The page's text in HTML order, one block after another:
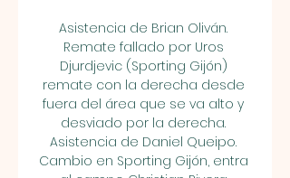
Asistencia de Brian Oliván.
Remate fallado por Uros
Djurdjevic (Sporting Gijón)
remate con la derecha desde
fuera del área que se va alto y
desviado por la derecha.
Asistencia de Daniel Queipo.
Cambio en Sporting Gijón, entra